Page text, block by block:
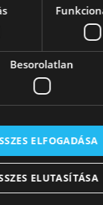
S39
Besorolatlan
ELFOGADÁSA
ELUTASÍTÁSA